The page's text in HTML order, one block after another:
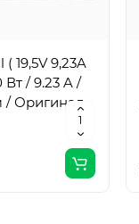
19,5V 9,23A
Вт / 9.23 A /
/ Оригинал